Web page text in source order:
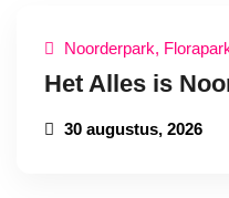
Noorderpark,
Het Alles is
30 augustus, 2026